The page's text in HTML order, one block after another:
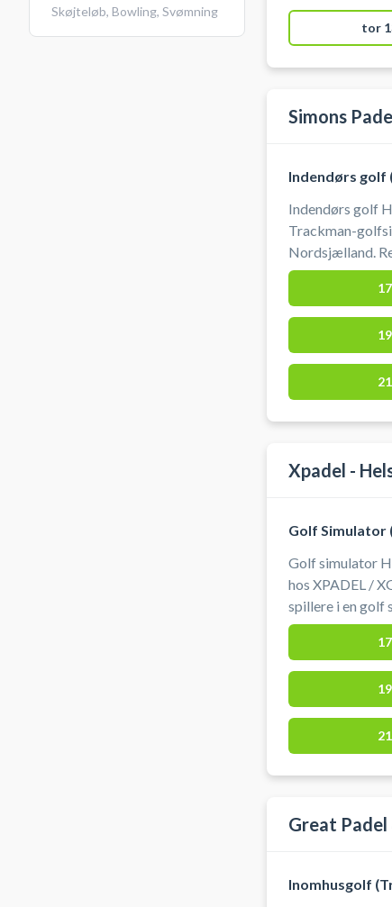
Skøjteløb, Bowling, Svømning
tor
Simons
Indendørs golf
Indendørs golf
Trackman-
Nordsjælland.
af slag,
omgivelser.
rundt. Book din
Humlebæk hos
Kromosevej 7,
Nivå og
Xpadel -
Golf Simulator
Golf simulator
hos XPADEL /
spillere i en golf
spil golf
Trackman
Helsingør. Simulatorgolf er indendørs golf, hvor man slår
ind i et lærred
køllens data via
#book-golf-
Great
Inomhusgolf